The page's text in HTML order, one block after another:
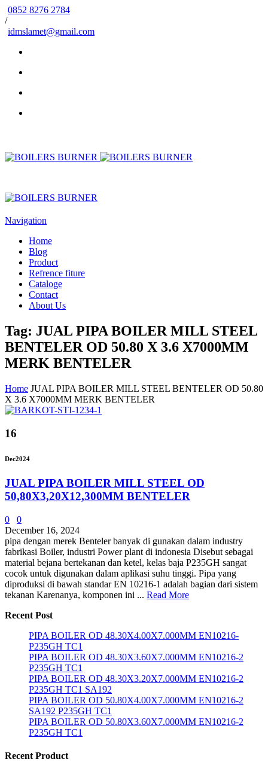
0852 8276 2784
/
idmslamet@gmail.com
Navigation
Home
Blog
Product
Refrence fiture
Cataloge
Contact
About Us
Tag: JUAL PIPA BOILER MILL STEEL
BENTELER OD 50.80 X 3.6 X7000MM
MERK BENTELER
Home JUAL PIPA BOILER MILL STEEL BENTELER OD 50.80
X 3.6 X7000MM MERK BENTELER
16
Dec2024
JUAL PIPA BOILER MILL STEEL OD
50,80X3,20X12,300MM BENTELER
0
0
December 16, 2024
pipa dengan merek Benteler banyak di gunakan dalam industry
fabrikasi Boiler, industri Power plant di indonesia Disebut sebagai
material bejana bertekanan dan ketel, kelas baja P235GH sangat
cocok untuk digunakan dalam aplikasi suhu tinggi. Pipa yang
diproduksi di bawah standar EN 10216-1 adalah bagian dari sistem
tekanan Karenanya, komponen ini ... Read More
Recent Post
PIPA BOILER OD 48.30X4.00X7.000MM EN10216-
P235GH TC1
PIPA BOILER OD 48.30X3.60X7.000MM EN10216-2
P235GH TC1
PIPA BOILER OD 48.30X3.20X7.000MM EN10216-2
P235GH TC1 SA192
PIPA BOILER OD 50.80X4.00X7.000MM EN10216-2
SA192 P235GH TC1
PIPA BOILER OD 50.80X3.60X7.000MM EN10216-2
P235GH TC1
Recent Product